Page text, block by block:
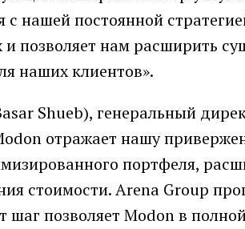
с нашей постоянной
и позволяет нам расширить
наших клиентов».
Shueb), генеральный
отражает нашу
портфеля,
стоимости. Arena Group
шаг позволяет Modon в